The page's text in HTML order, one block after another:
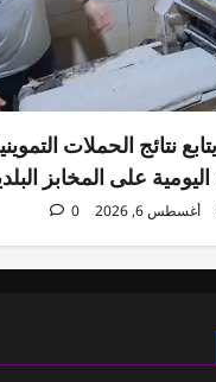
نتائج الحملات
على المخابز
أغسطس 6, 2026 0